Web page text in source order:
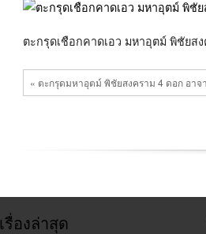
ตม์
พิชัย
4
ตะกรุดเชือกคาดเอว มหาอุตม์ พิชัยส
« ตะกรุดมหาอุตม์ พิชัยสงคราม 4 ดอก อาจ
เรื่องล่าสุด